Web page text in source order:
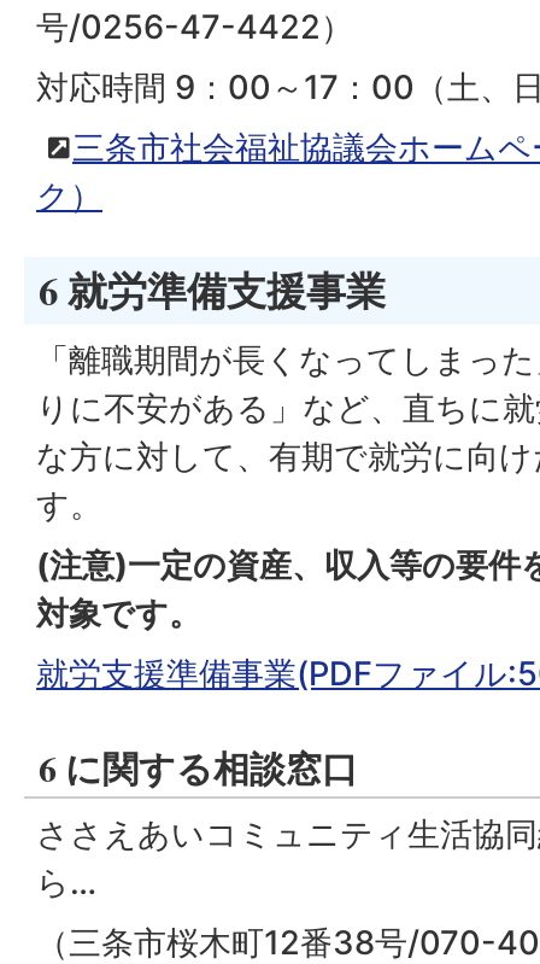
号/0256-47-4422）
対応時間 9：00～17：00（土、
三条市社会福祉協議会ホーム
ク）
6 就労準備支援事業
「離職期間が長くなってしまっ
りに不安がある」など、直ちに
な方に対して、有期で就労に向
す。
(注意)一定の資産、収入等の要件
対象です。
就労支援準備事業(PDFファイル
6 に関する相談窓口
ささえあいコミュニティ生活協
ら…
（三条市桜木町12番38号/070-